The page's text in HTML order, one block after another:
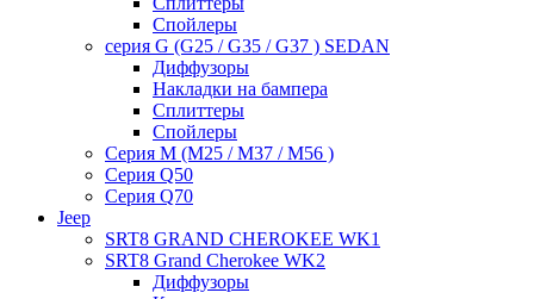
Спойлеры
серия G (G25 / G35 / G37 ) SEDAN
Диффузоры
Накладки на бампера
Сплиттеры
Спойлеры
Серия M (M25 / M37 / M56 )
Серия Q50
Серия Q70
Jeep
SRT8 GRAND CHEROKEE WK1
SRT8 Grand Cherokee WK2
Диффузоры